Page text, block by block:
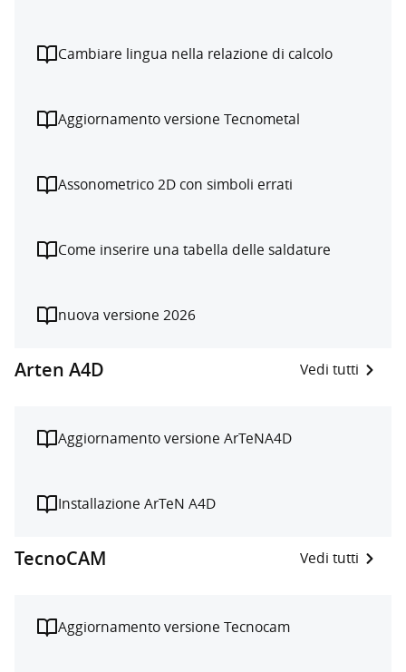
Cambiare lingua nella relazione di calcolo
Aggiornamento versione Tecnometal
Assonometrico 2D con simboli errati
Come inserire una tabella delle saldature
nuova versione 2026
Arten A4D Vedi tutti
Aggiornamento versione ArTeNA4D
Installazione ArTeN A4D
TecnoCAM Vedi tutti
Aggiornamento versione Tecnocam